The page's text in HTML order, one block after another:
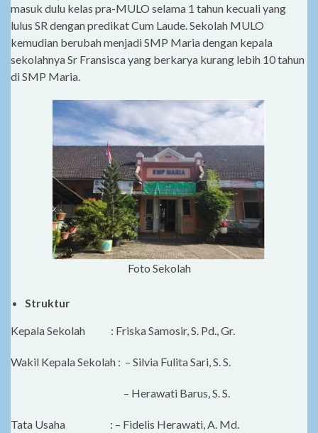
masuk dulu kelas pra-MULO selama 1 tahun kecuali yang
lulus SR dengan predikat Cum Laude. Sekolah MULO
kemudian berubah menjadi SMP Maria dengan kepala
sekolahnya Sr Fransisca yang berkarya kurang lebih 10 tahun
di SMP Maria.
Foto Sekolah
Struktur
Kepala Sekolah : Friska Samosir, S. Pd., Gr.
Wakil Kepala Sekolah : – Silvia Fulita Sari, S. S.
– Herawati Barus, S. S.
Tata Usaha : – Fidelis Herawati, A. Md.